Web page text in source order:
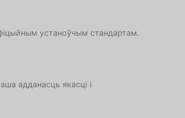
устаноўчым стандартам.
адданасць якасці і